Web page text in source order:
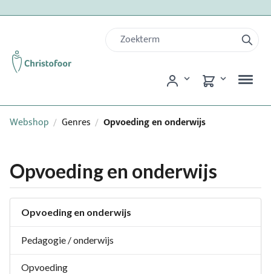
Webshop / Genres / Opvoeding en onderwijs
Opvoeding en onderwijs
Opvoeding en onderwijs
Pedagogie / onderwijs
Opvoeding